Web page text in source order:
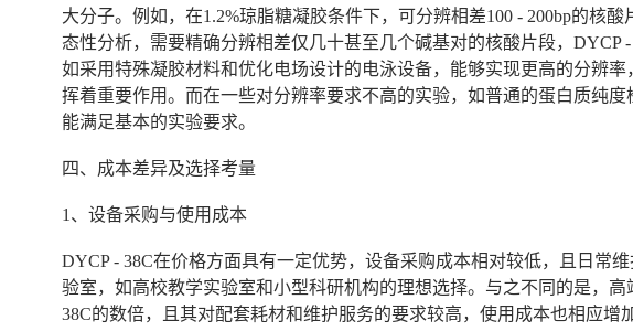
大分子。例如，在1.2%琼脂糖凝胶条件下，可分辨相差100 - 200bp的核
态性分析，需要精确分辨相差仅几十甚至几个碱基对的核酸片段，DYCP
如采用特殊凝胶材料和优化电场设计的电泳设备，能够实现更高的分辨
挥着重要作用。而在一些对分辨率要求不高的实验，如普通的蛋白质纯
能满足基本的实验要求。
四、成本差异及选择考量
1、设备采购与使用成本
DYCP - 38C在价格方面具有一定优势，设备采购成本相对较低，且日常
验室，如高校教学实验室和小型科研机构的理想选择。与之不同的是，
38C的数倍，且其对配套耗材和维护服务的要求较高，使用成本也相应